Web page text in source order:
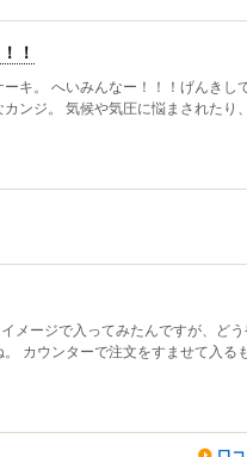
！
キ。 へいみんなー！！！げんきし
ンジ。 気候や気圧に悩まされたり
メージで入ってみたんですが、ど
カウンターで注文をすませて入る